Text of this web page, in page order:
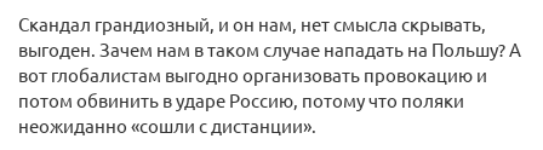
Скандал грандиозный, и он нам, нет смысла скрывать,
выгоден. Зачем нам в таком случае нападать на Польшу? А
вот глобалистам выгодно организовать провокацию и
потом обвинить в ударе Россию, потому что поляки
неожиданно «сошли с дистанции».